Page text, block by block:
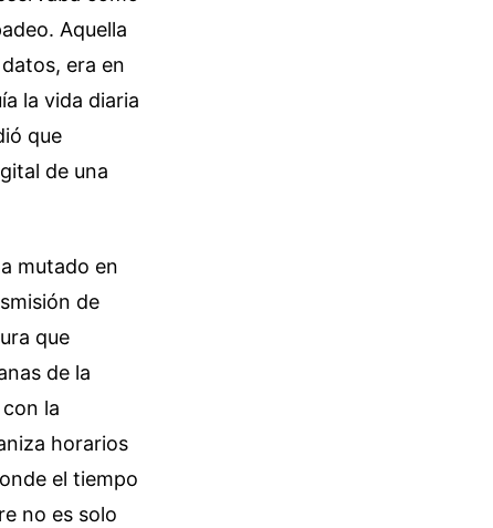
Aquella
era en
la vida diaria
que
de una
mutado en
de
que
de la
la
horarios
el tiempo
no es solo